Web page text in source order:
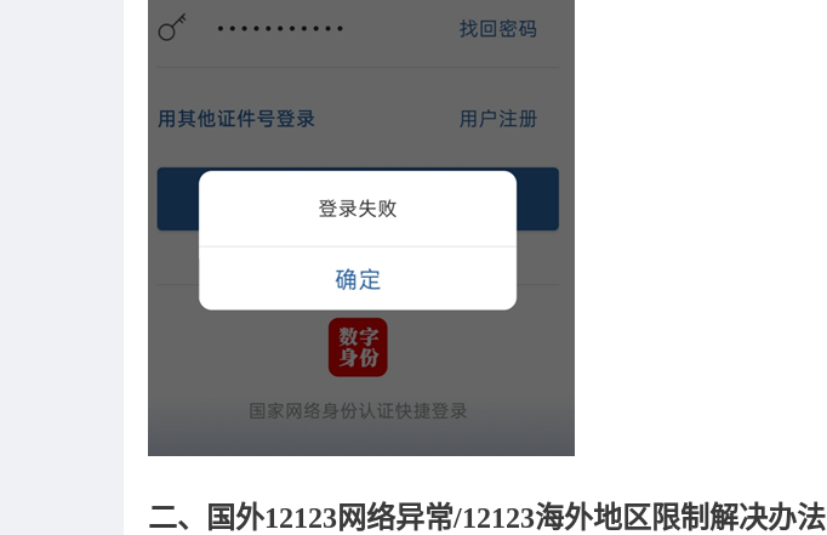
二、国外12123网络异常/12123海外地区限制解决办法